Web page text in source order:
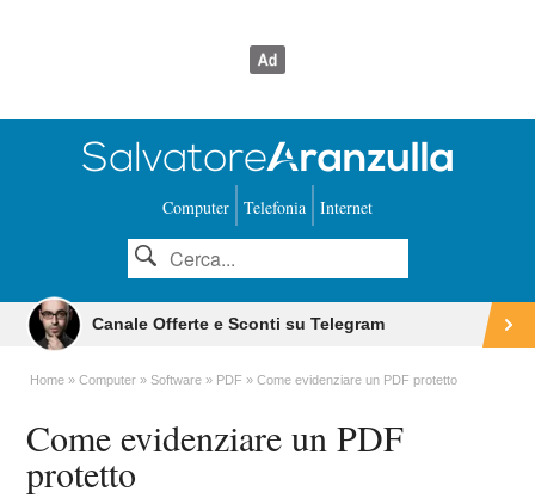
Computer Telefonia Internet
Canale Offerte e Sconti su Telegram
Home Computer Software PDF Come evidenziare un PDF protetto
Come evidenziare un PDF
protetto